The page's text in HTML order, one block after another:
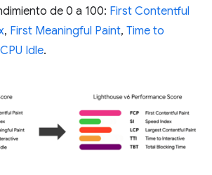
de 0 a 100: First Contentful
, First Meaningful Paint, Time to
Idle.